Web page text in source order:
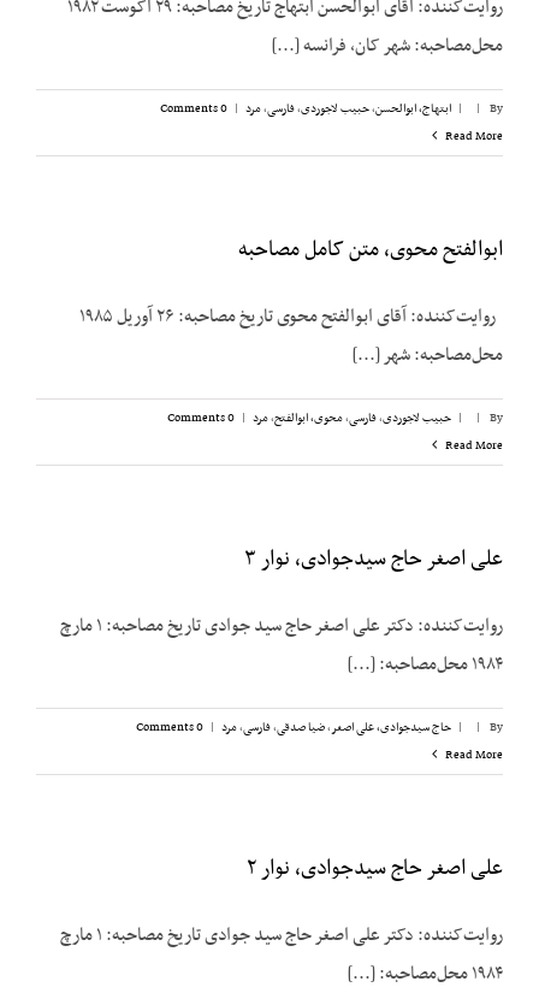
روایت‌کننده: آقای ابوالحسن ابتهاج تاریخ مصاحبه: ۲۹ اگوست ۱۹۸۲
محل‌مصاحبه: شهر کان، فرانسه [...]
By
|
| ابتهاج، ابوالحسن,حبیب لاجوردی,فارسی,مرد |
0 Comments
Read More
ابوالفتح محوی، متن کامل مصاحبه
روایت‌کننده: آقای ابوالفتح محوی تاریخ مصاحبه: ۲۶ آوریل ۱۹۸۵
محل‌مصاحبه: شهر [...]
By
|
| حبیب لاجوردی,فارسی,محوی، ابوالفتح,مرد |
0 Comments
Read More
علی اصغر حاج سیدجوادی، نوار ۳
روایت‌کننده: دکتر علی اصغر حاج سید جوادی تاریخ مصاحبه: ۱ مارچ
۱۹۸۴ محل‌مصاحبه: [...]
By
|
| حاج سیدجوادی، علی اصغر,ضیا صدقی,فارسی,مرد |
0 Comments
Read More
علی اصغر حاج سیدجوادی، نوار ۲
روایت‌کننده: دکتر علی اصغر حاج سید جوادی تاریخ مصاحبه: ۱ مارچ
۱۹۸۴ محل‌مصاحبه: [...]